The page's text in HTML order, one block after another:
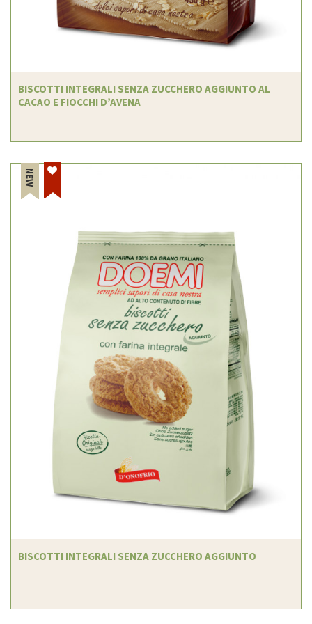
BISCOTTI INTEGRALI SENZA ZUCCHERO AGGIUNTO AL
CACAO E FIOCCHI D’AVENA
NEW
BISCOTTI INTEGRALI SENZA ZUCCHERO AGGIUNTO